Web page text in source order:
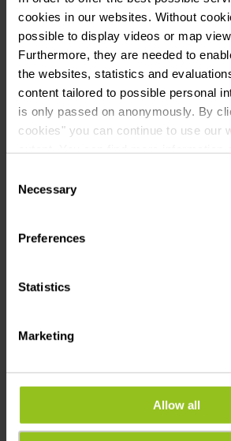
cookies in our websites. Without
possible to display videos or map
Furthermore, they are needed to
the websites, statistics and
content tailored to possible personal
is only passed on anonymously. By
cookies" you can continue to use our
time.
Selection
Necessary
Preferences
Statistics
Marketing
Allow all
Nom de famille
Tél.